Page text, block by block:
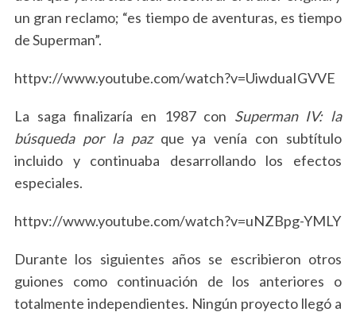
un gran reclamo; “es tiempo de aventuras, es tiempo
de Superman”.
httpv://www.youtube.com/watch?v=UiwduaIGVVE
La saga finalizaría en 1987 con Superman IV: la
búsqueda por la pazque ya venía con subtítulo
incluido y continuaba desarrollando los efectos
especiales.
httpv://www.youtube.com/watch?v=uNZBpg-YMLY
Durante los siguientes años se escribieron otros
guiones como continuación de los anteriores o
totalmente independientes. Ningún proyecto llegó a